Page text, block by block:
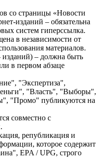
со страницы «Новости
изданий – обязательна
систем гиперссылка.
в независимости от
материалов.
изданий) – должна быть
в первом абзаце
"Экспертиза",
"Власть", "Выборы",
"Промо" публикуются на
совместно с
републикация и
которое содержит
EPA / UPG, строго